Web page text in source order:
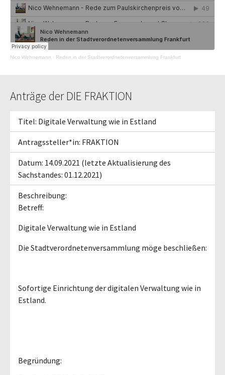
Nico Wehnemann · Reden in der Stadtverordnetenversammlung Frankfurt
Anträge der DIE FRAKTION
Titel: Digitale Verwaltung wie in Estland
Antragssteller*in: FRAKTION
Datum: 14.09.2021 (letzte Aktualisierung des
Sachstandes: 01.12.2021)
Beschreibung:
Betreff:
Digitale Verwaltung wie in Estland
Die Stadtverordnetenversammlung möge beschließen:
Sofortige Einrichtung der digitalen Verwaltung wie in
Estland.
Begründung: